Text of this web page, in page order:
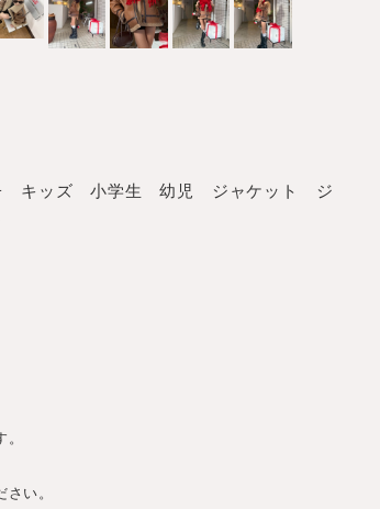
子 キッズ 小学生 幼児 ジャケット ジ
い。